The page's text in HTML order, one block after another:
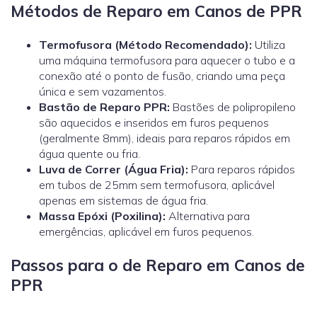
Métodos de Reparo em Canos de PPR
Termofusora (Método Recomendado): Utiliza
uma máquina termofusora para aquecer o tubo e a
conexão até o ponto de fusão, criando uma peça
única e sem vazamentos.
Bastão de Reparo PPR: Bastões de polipropileno
são aquecidos e inseridos em furos pequenos
(geralmente 8mm), ideais para reparos rápidos em
água quente ou fria.
Luva de Correr (Água Fria): Para reparos rápidos
em tubos de 25mm sem termofusora, aplicável
apenas em sistemas de água fria.
Massa Epóxi (Poxilina): Alternativa para
emergências, aplicável em furos pequenos.
Passos para o de Reparo em Canos de
PPR